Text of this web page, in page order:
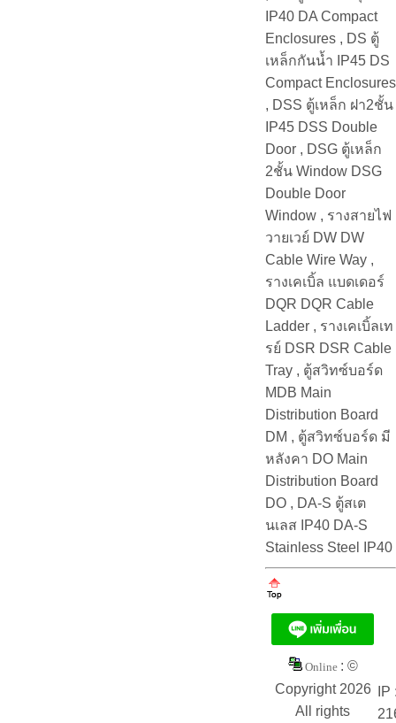
IP40 DA Compact
Enclosures , DS ตู้
เหล็กกันน้ำ IP45 DS
Compact Enclosures
, DSS ตู้เหล็ก ฝา2ชั้น
IP45 DSS Double
Door , DSG ตู้เหล็ก
2ชั้น Window DSG
Double Door
Window , รางสายไฟ
วายเวย์ DW DW
Cable Wire Way ,
รางเคเบิ้ล แบดเดอร์
DQR DQR Cable
Ladder , รางเคเบิ้ลเท
รย์ DSR DSR Cable
Tray , ตู้สวิทซ์บอร์ด
MDB Main
Distribution Board
DM , ตู้สวิทซ์บอร์ด มี
หลังคา DO Main
Distribution Board
DO , DA-S ตู้สเต
นเลส IP40 DA-S
Stainless Steel IP40
Online : ©
Copyright 2026
All rights
IP